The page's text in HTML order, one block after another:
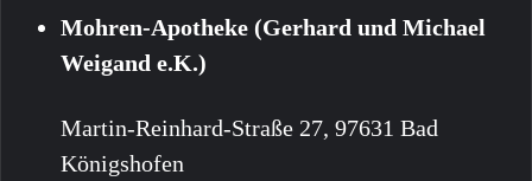
Mohren-Apotheke (Gerhard und Michael
Weigand e.K.)
Martin-Reinhard-Straße 27, 97631 Bad
Königshofen